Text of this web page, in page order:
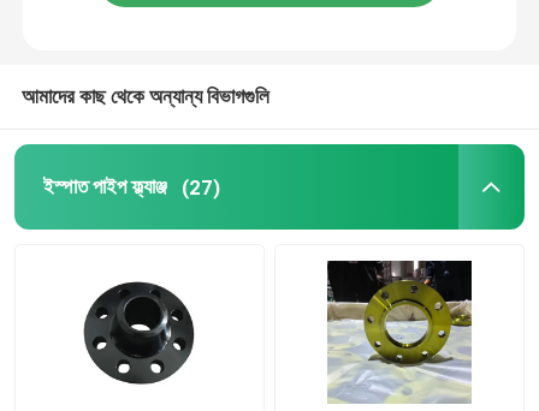
পাইপ ফিটিংস টি
পাইপ ফিটিং রিডুসার
আমাদের কাছ থেকে অন্যান্য বিভাগগুলি
ইস্পাত পাইপ ফ্ল্যাঞ্জ (27)